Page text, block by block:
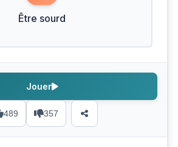
Être sourd
489 357
Jouer